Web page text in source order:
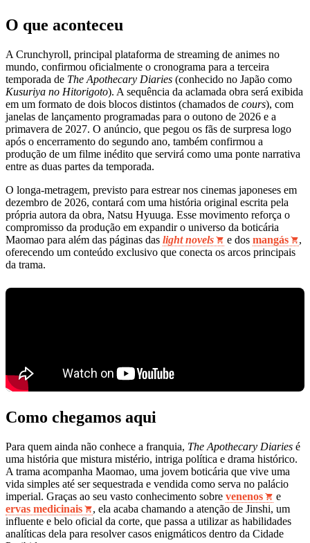
O que aconteceu
A Crunchyroll, principal plataforma de streaming de animes no
mundo, confirmou oficialmente o cronograma para a terceira
temporada de The Apothecary Diaries (conhecido no Japão como
Kusuriya no Hitorigoto). A sequência da aclamada obra será exibida
em um formato de dois blocos distintos (chamados de cours), com
janelas de lançamento programadas para o outono de 2026 e a
primavera de 2027. O anúncio, que pegou os fãs de surpresa logo
após o encerramento do segundo ano, também confirmou a
produção de um filme inédito que servirá como uma ponte narrativa
entre as duas partes da temporada.
O longa-metragem, previsto para estrear nos cinemas japoneses em
dezembro de 2026, contará com uma história original escrita pela
própria autora da obra, Natsu Hyuuga. Esse movimento reforça o
compromisso da produção em expandir o universo da boticária
Maomao para além das páginas das light novels e dos mangás
,
oferecendo um conteúdo exclusivo que conecta os arcos principais
da trama.
Como chegamos aqui
Para quem ainda não conhece a franquia, The Apothecary Diaries é
uma história que mistura mistério, intriga política e drama histórico.
A trama acompanha Maomao, uma jovem boticária que vive uma
vida simples até ser sequestrada e vendida como serva no palácio
imperial. Graças ao seu vasto conhecimento sobre venenos
e
ervas medicinais
, ela acaba chamando a atenção de Jinshi, um
influente e belo oficial da corte, que passa a utilizar as habilidades
analíticas dela para resolver casos enigmáticos dentro da Cidade